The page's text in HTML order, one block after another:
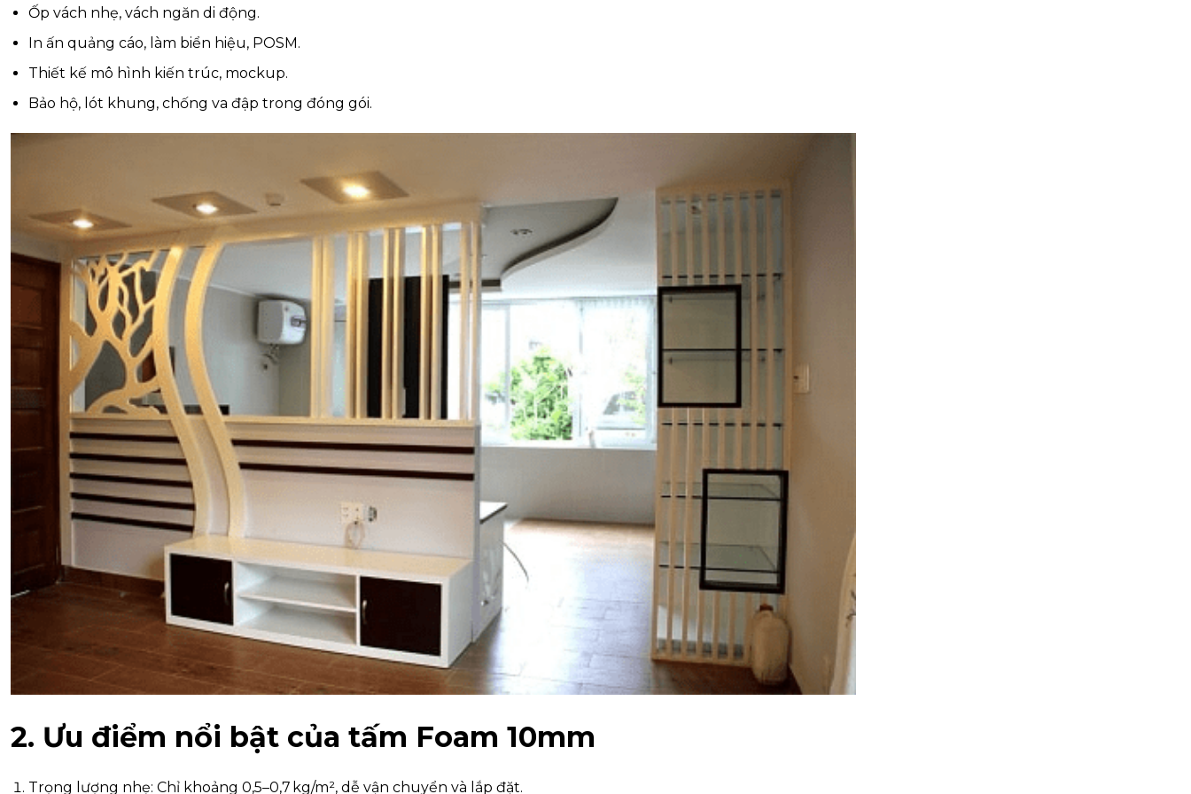
Ốp vách nhẹ, vách ngăn di động.
In ấn quảng cáo, làm biển hiệu, POSM.
Thiết kế mô hình kiến trúc, mockup.
Bảo hộ, lót khung, chống va đập trong đóng gói.
2. Ưu điểm nổi bật của tấm Foam 10mm
Trọng lượng nhẹ: Chỉ khoảng 0,5–0,7 kg/m², dễ vận chuyển và lắp đặt.